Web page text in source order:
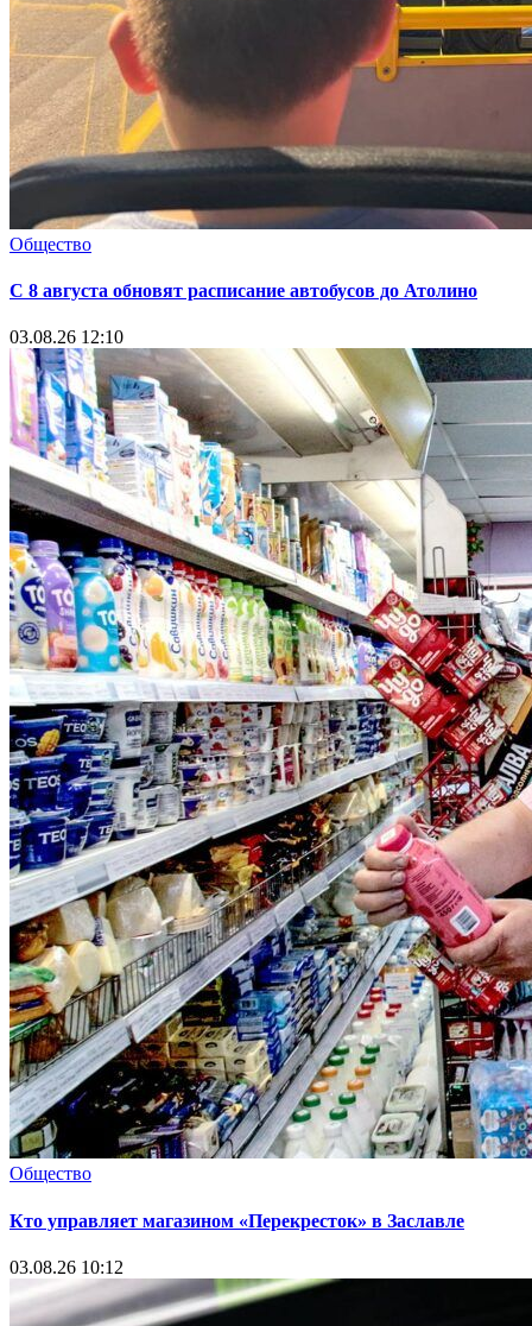
Общество
С 8 августа обновят расписание автобусов до Атолино
03.08.26 12:10
Общество
Кто управляет магазином «Перекресток» в Заславле
03.08.26 10:12